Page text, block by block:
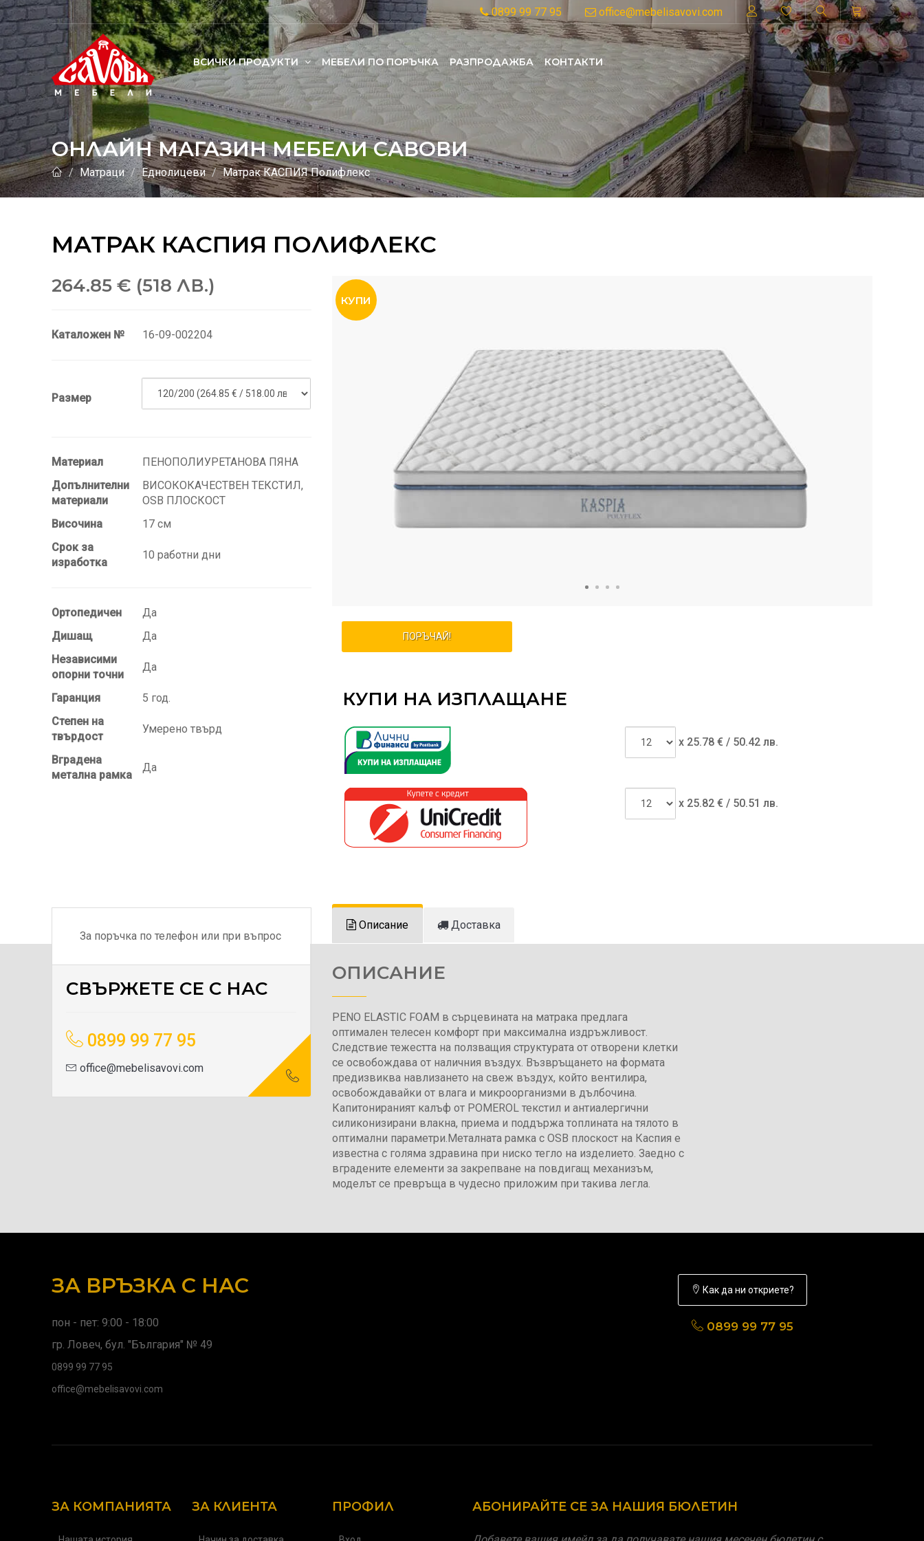
0899 99 77 95 office@mebelisavovi.com
ВСИЧКИ ПРОДУКТИ MЕБЕЛИ ПО ПОРЪЧКА РАЗПРОДАЖБА КОНТАКТИ
ОНЛАЙН МАГАЗИН МЕБЕЛИ САВОВИ
Матраци Еднолицеви Матрак КАСПИЯ Полифлекс
МАТРАК КАСПИЯ ПОЛИФЛЕКС
264.85 € (518 ЛВ.)
Каталожен № 16-09-002204
Размер
Материал
ПЕНОПОЛИУРЕТАНОВА ПЯНА
Допълнителни
материали
ВИСОКОКАЧЕСТВЕН ТЕКСТИЛ,
OSB ПЛОСКОСТ
Височина
17 см
Срок за
изработка
10 работни дни
Ортопедичен
Да
Дишащ
Да
Независими
опорни точни
Да
Гаранция
5 год.
Степен на
твърдост
Умерено твърд
Вградена
метална рамка
Да
ПОРЪЧАЙ!
КУПИ НА ИЗПЛАЩАНЕ
x 25.78€ / 50.42 лв.
x 25.82€ / 50.51 лв.
За поръчка по телефон или при въпрос
СВЪРЖЕТЕ СЕ С НАС
0899 99 77 95
office@mebelisavovi.com
Описание Доставка
ОПИСАНИЕ
PENO ELASTIC FOAM в сърцевината на матрака предлага
оптимален телесен комфорт при максимална издръжливост.
Следствие тежестта на ползващия структурата от отворени клетки
се освобождава от наличния въздух. Възвръщането на формата
предизвиква навлизането на свеж въздух, който вентилира,
освобождавайки от влага и микроорганизми в дълбочина.
Капитонираният калъф от POMEROL текстил и антиалергични
силиконизирани влакна, приема и поддържа топлината на тялото в
оптимални параметри.Металната рамка с OSB плоскост на Каспия е
известна с голяма здравина при ниско тегло на изделието. Заедно с
вградените елементи за закрепване на повдигащ механизъм,
моделът се превръща в чудесно приложим при такива легла.
ЗА ВРЪЗКА С НАС
пон - пет: 9:00 - 18:00
гр. Ловеч, бул. "България" № 49
0899 99 77 95
office@mebelisavovi.com
Как да ни откриете?
0899 99 77 95
ЗА КОМПАНИЯТА ЗА КЛИЕНТА ПРОФИЛ АБОНИРАЙТЕ СЕ ЗА НАШИЯ БЮЛЕТИН